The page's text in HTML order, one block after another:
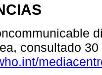
consultado